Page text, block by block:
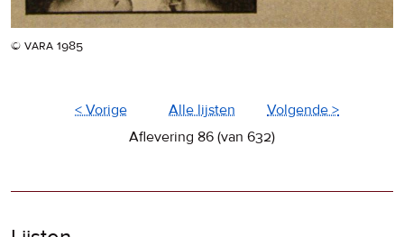
© vara 1985
< Vorige Alle lijsten
Volgende >
Aflevering 86 (van 632)